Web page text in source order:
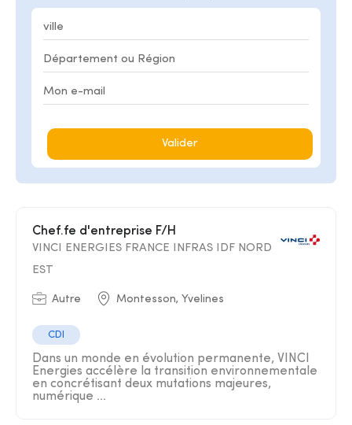
Valider
Chef.fe d'entreprise F/H
VINCI ENERGIES FRANCE INFRAS IDF NORD
EST
Autre Montesson, Yvelines
CDI
Dans un monde en évolution permanente, VINCI
Energies accélère la transition environnementale
en concrétisant deux mutations majeures,
numérique ...